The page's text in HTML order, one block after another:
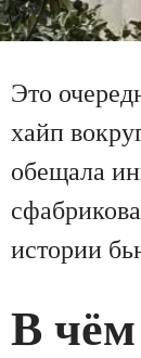
Это
хайп
обещала
истории
В чём